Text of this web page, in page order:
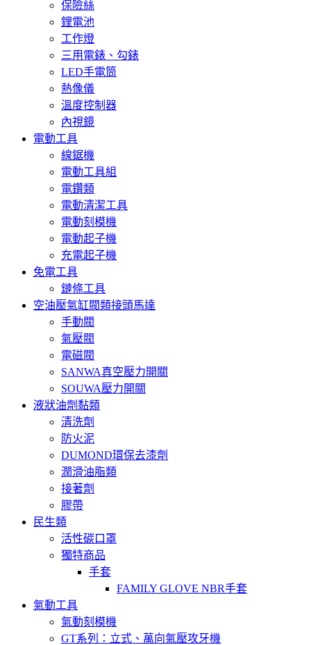
保險絲
鋰電池
工作燈
三用電錶、勾錶
LED手電筒
熱像儀
溫度控制器
內視鏡
電動工具
線鋸機
電動工具組
電鑽類
電動清潔工具
電動刻模機
電動起子機
充電起子機
免電工具
鏈條工具
空油壓氣缸閥類接頭馬達
手動閥
氣壓閥
電磁閥
SANWA真空壓力開關
SOUWA壓力開關
液狀油劑黏類
清洗劑
防火泥
DUMOND環保去漆劑
潤滑油脂類
接著劑
膠帶
民生類
活性碳口罩
獨特商品
手套
FAMILY GLOVE NBR手套
氣動工具
氣動刻模機
GT系列：立式、萬向氣壓攻牙機